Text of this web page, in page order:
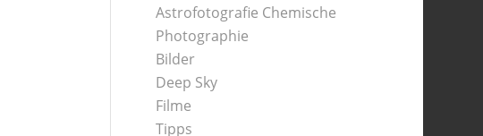
Astrofotografie Chemische
Photographie
Bilder
Deep Sky
Filme
Tipps